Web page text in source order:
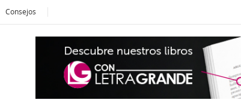
Consejos